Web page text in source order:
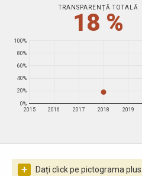
TRANSPARENȚĂ TOTALĂ
18 %
2015 2016 2017 2018 2019
0%
20%
40%
60%
80%
100%
+ Dați click pe pictograma